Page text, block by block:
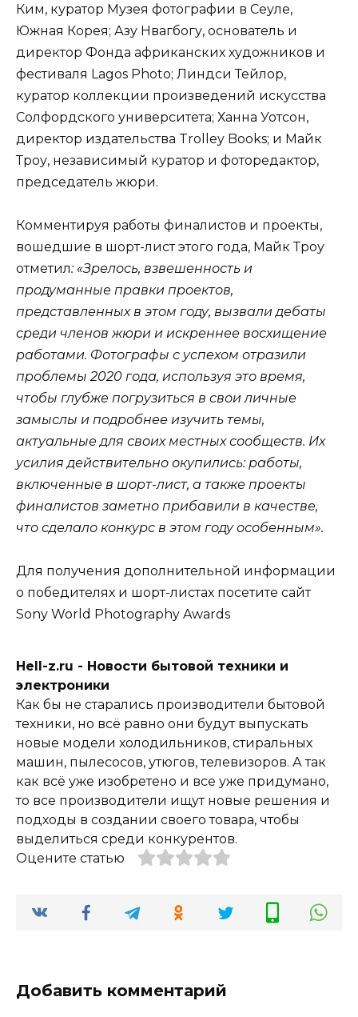
Ким, куратор Музея фотографии в Сеуле,
Южная Корея; Азу Нвагбогу, основатель и
директор Фонда африканских художников и
фестиваля Lagos Photo; Линдси Тейлор,
куратор коллекции произведений искусства
Солфордского университета; Ханна Уотсон,
директор издательства Trolley Books; и Майк
Троу, независимый куратор и фоторедактор,
председатель жюри.
Комментируя работы финалистов и проекты,
вошедшие в шорт-лист этого года, Майк Троу
отметил: «Зрелось, взвешенность и
продуманные правки проектов,
представленных в этом году, вызвали дебаты
среди членов жюри и искреннее восхищение
работами. Фотографы с успехом отразили
проблемы 2020 года, используя это время,
чтобы глубже погрузиться в свои личные
замыслы и подробнее изучить темы,
актуальные для своих местных сообществ. Их
усилия действительно окупились: работы,
включенные в шорт-лист, а также проекты
финалистов заметно прибавили в качестве,
что сделало конкурс в этом году особенным».
Для получения дополнительной информации
о победителях и шорт-листах посетите сайт
Sony World Photography Awards
Hell-z.ru - Новости бытовой техники и
электроники
Как бы не старались производители бытовой
техники, но всё равно они будут выпускать
новые модели холодильников, стиральных
машин, пылесосов, утюгов, телевизоров. А так
как всё уже изобретено и все уже придумано,
то все производители ищут новые решения и
подходы в создании своего товара, чтобы
выделиться среди конкурентов.
Оцените статью
Добавить комментарий